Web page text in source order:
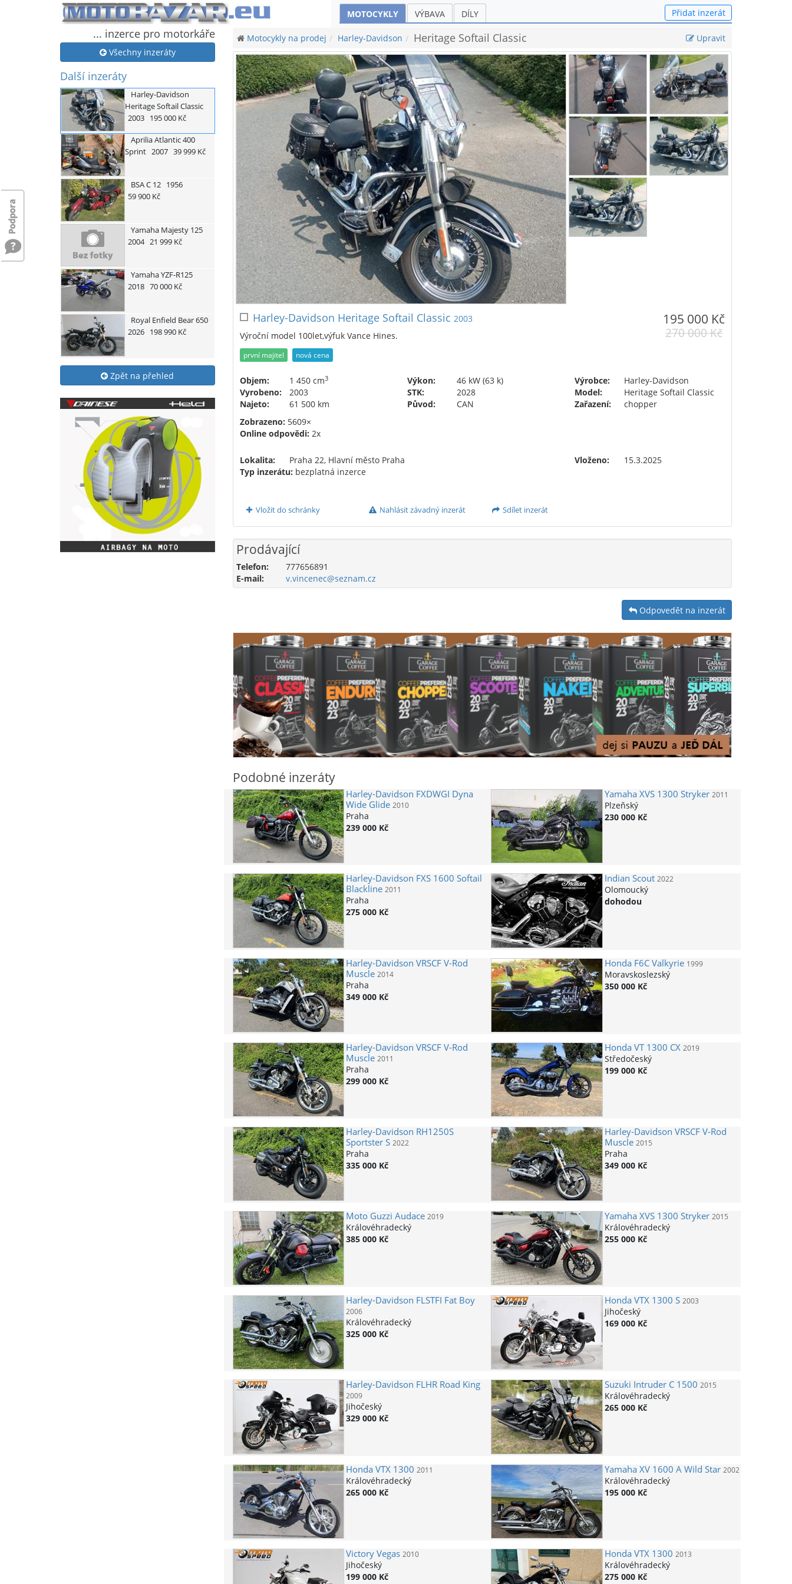
MOTOCYKLY VÝBAVA DÍLY Přidat inzerát
... inzerce pro motorkáře
Všechny inzeráty
Další inzeráty
Harley-Davidson
Heritage Softail Classic
2003 195 000 Kč
ApriliaAtlantic 400
Sprint 2007 39 999 Kč
BSAC 12 1956
59 900 Kč
YamahaMajesty 125
2004 21 999 Kč
YamahaYZF-R125
2018 70 000 Kč
Royal Enfield Bear 650
2026 198 990 Kč
Zpět na přehled
Upravit
Motocykly na prodej Harley-Davidson Heritage Softail Classic
195 000 Kč
270 000 Kč
Harley-Davidson Heritage Softail Classic 2003
Výroční model 100let,výfuk Vance Hines.
první majitel nová cena
Objem: 1 450 cm3
Vyrobeno:
2003
Najeto:
61 500 km
Výkon:
46 kW (63 k)
STK:
2028
Původ:
CAN
Výrobce:
Harley-Davidson
Model:
Heritage Softail Classic
Zařazení:
chopper
Zobrazeno: 5609×
Online odpovědi: 2x
Lokalita: Praha 22, Hlavní město Praha Vloženo:
15.3.2025
Typ inzerátu: bezplatná inzerce
Vložit do schránky Nahlásit závadný inzerát Sdílet inzerát
Prodávající
Telefon:
777656891
E-mail:
v.vincenec@seznam.cz
Odpovedět na inzerát
Podobné inzeráty
Harley-Davidson FXDWGI Dyna
Wide Glide 2010
Praha
239 000 Kč
YamahaXVS 1300 Stryker 2011
Plzeňský
230 000 Kč
Harley-Davidson FXS 1600 Softail
Blackline 2011
Praha
275 000 Kč
Indian Scout 2022
Olomoucký
dohodou
Harley-Davidson VRSCF V-Rod
Muscle 2014
Praha
349 000 Kč
Honda F6C Valkyrie 1999
Moravskoslezský
350 000 Kč
Harley-Davidson VRSCF V-Rod
Muscle 2011
Praha
299 000 Kč
HondaVT 1300 CX 2019
Středočeský
199 000 Kč
Harley-Davidson RH1250S
Sportster S 2022
Praha
335 000 Kč
Harley-Davidson VRSCF V-Rod
Muscle 2015
Praha
349 000 Kč
Moto Guzzi Audace 2019
Královéhradecký
385 000 Kč
YamahaXVS 1300 Stryker 2015
Královéhradecký
255 000 Kč
Harley-Davidson FLSTFI Fat Boy
2006
Královéhradecký
325 000 Kč
HondaVTX 1300 S 2003
Jihočeský
169 000 Kč
Harley-Davidson FLHR Road King
2009
Jihočeský
329 000 Kč
Suzuki Intruder C 1500 2015
Královéhradecký
265 000 Kč
HondaVTX 1300 2011
Královéhradecký
265 000 Kč
YamahaXV 1600 A Wild Star 2002
Královéhradecký
195 000 Kč
VictoryVegas 2010
Jihočeský
199 000 Kč
HondaVTX 1300 2013
Královéhradecký
275 000 Kč